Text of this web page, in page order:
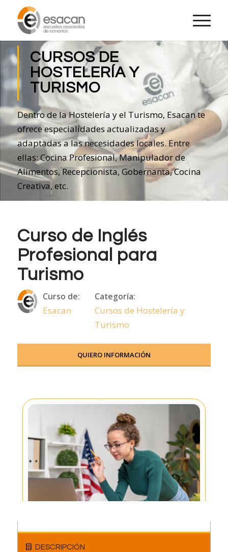
CURSOS DE
HOSTELERÍA Y
TURISMO
Dentro de la Hostelería y el Turismo, Esacan te
ofrece especialidades actualizadas y
adaptadas a las necesidades locales. Entre
ellas: Cocina Profesional, Manipulador de
Alimentos, Recepcionista, Gobernanta, Cocina
Creativa, etc.
Curso de Inglés
Profesional para
Turismo
Curso de:
Esacan
Categoría:
Cursos de Hostelería y
Turismo
QUIERO INFORMACIÓN
DESCRIPCIÓN